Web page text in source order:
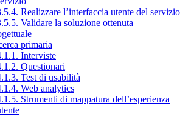
Realizzare l’interfaccia utente del servizio
Validare la soluzione ottenuta
primaria
Interviste
Questionari
Test di usabilità
Web analytics
Strumenti di mappatura dell’esperienza